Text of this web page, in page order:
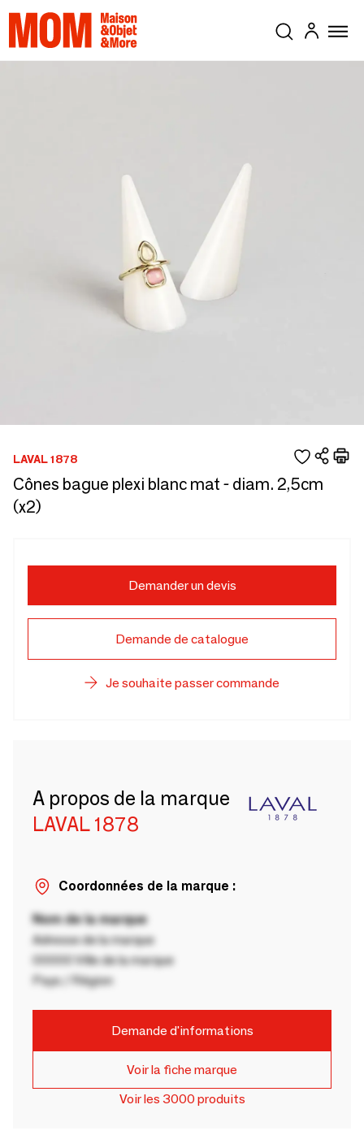
LAVAL 1878
Cônes bague plexi blanc mat - diam. 2,5cm
(x2)
Demander un devis
Demande de catalogue
Je souhaite passer commande
A propos de la marque
LAVAL 1878
Coordonnées de la marque :
Nom de la marque
Adresse de la marque
00000 Ville de la marque
Pays / Région
Demande d'informations
Voir la fiche marque
Voir les 3000 produits